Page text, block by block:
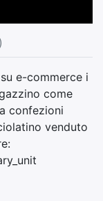
)
e-commerce i
come
confezioni
venduto